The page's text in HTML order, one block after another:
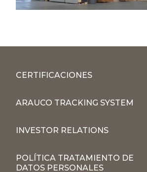
CERTIFICACIONES
ARAUCO TRACKING SYSTEM
INVESTOR RELATIONS
POLÍTICA TRATAMIENTO DE
DATOS PERSONALES